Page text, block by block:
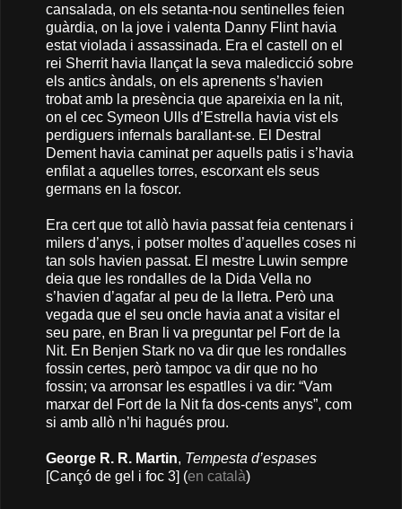
cansalada, on els setanta-nou sentinelles feien
guàrdia, on la jove i valenta Danny Flint havia
estat violada i assassinada. Era el castell on el
rei Sherrit havia llançat la seva maledicció sobre
els antics àndals, on els aprenents s’havien
trobat amb la presència que apareixia en la nit,
on el cec Symeon Ulls d’Estrella havia vist els
perdiguers infernals barallant-se. El Destral
Dement havia caminat per aquells patis i s’havia
enfilat a aquelles torres, escorxant els seus
germans en la foscor.
Era cert que tot allò havia passat feia centenars i
milers d’anys, i potser moltes d’aquelles coses ni
tan sols havien passat. El mestre Luwin sempre
deia que les rondalles de la Dida Vella no
s’havien d’agafar al peu de la lletra. Però una
vegada que el seu oncle havia anat a visitar el
seu pare, en Bran li va preguntar pel Fort de la
Nit. En Benjen Stark no va dir que les rondalles
fossin certes, però tampoc va dir que no ho
fossin; va arronsar les espatlles i va dir: “Vam
marxar del Fort de la Nit fa dos-cents anys”, com
si amb allò n’hi hagués prou.
George R. R. Martin, Tempesta d’espases
[Cançó de gel i foc 3] (en català)